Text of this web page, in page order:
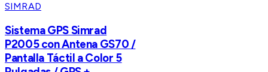
SIMRAD
Sistema GPS Simrad
P2005 con Antena GS70 /
Pantalla Táctil a Color 5